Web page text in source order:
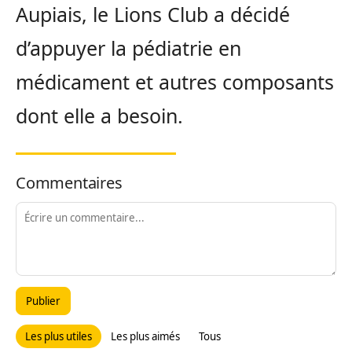
Aupiais, le Lions Club a décidé
d’appuyer la pédiatrie en
médicament et autres composants
dont elle a besoin.
Commentaires
Publier
Les plus utiles Les plus aimés Tous